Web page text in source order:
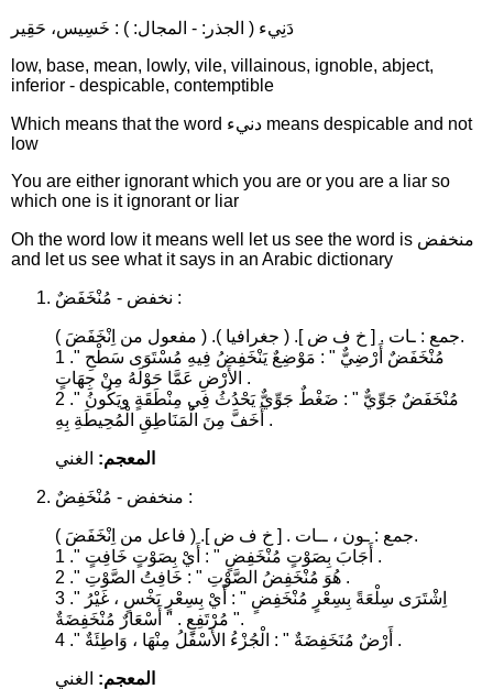
دَنِيء ( الجذر: - المجال: ) : خَسِيس، حَقِير
low, base, mean, lowly, vile, villainous, ignoble, abject,
inferior - despicable, contemptible
Which means that the word دنيء means despicable and not
low
You are either ignorant which you are or you are a liar so
which one is it ignorant or liar
Oh the word low it means well let us see the word is منخفض
and let us see what it says in an Arabic dictionary
نخفض - مُنْخَفَضٌ :
جمع : ـات . [ خ ف ض ]. ( جغرافيا ). ( مفعول من اِنْخَفَضَ ).
1 ." مُنْخَفَضٌ أَرْضِيٌّ " : مَوْضِعٌ يَنْخَفِضُ فِيهِ مُسْتَوَى سَطْحِ
الأَرْضِ عَمَّا حَوْلَهُ مِنْ جِهَاتٍ .
2 ." مُنْخَفَضٌ جَوِّيٌّ " : ضَغْطٌ جَوِّيٌّ يَحْدُثُ فِي مِنْطَقَةٍ ويَكُونُ
أَخَفَّ مِنَ الْمَنَاطِقِ الْمُحِيطَةِ بِهِ .
المعجم: الغني
منخفض - مُنْخَفِضٌ :
جمع : ـون ، ــات . [ خ ف ض ]. ( فاعل من اِنْخَفَضَ ).
1 ." أَجَابَ بِصَوْتٍ مُنْخَفِضٍ " : أَيْ بِصَوْتٍ خَافِتٍ .
2 ." هُوَ مُنْخَفِضُ الصَّوْتِ " : خَافِتُ الصَّوْتِ .
3 ." اِشْتَرَى سِلْعَةً بِسِعْرٍ مُنْخَفِضٍ " : أَيْ بِسِعْرٍ بَخْسٍ ، غَيْرُ
مُرْتَفِعٍ . " أَسْعَارٌ مُنْخَفِضَةٌ ".
4 ." أَرْضٌ مُنَخَفِضَةٌ " : الْجُزْءُ الأَسْفَلُ مِنْهَا ، وَاطِئَةٌ .
المعجم: الغني